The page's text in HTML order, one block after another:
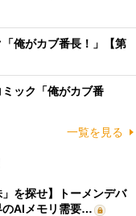
俺がカブ番長！」【第
ック「俺がカブ番
一覧を見る
」を探せ】トーメンデバ
のAIメモリ需要…